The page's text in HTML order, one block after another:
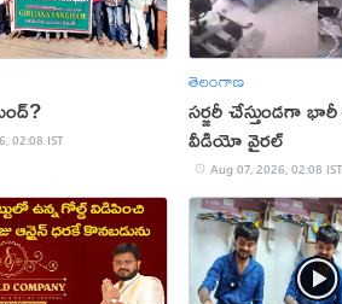
02:08 IST
తెలంగాణ
సర్జరీ చేస్తుండగా
వీడియో వైరల్
Aug 07, 2026, 02:08 IST